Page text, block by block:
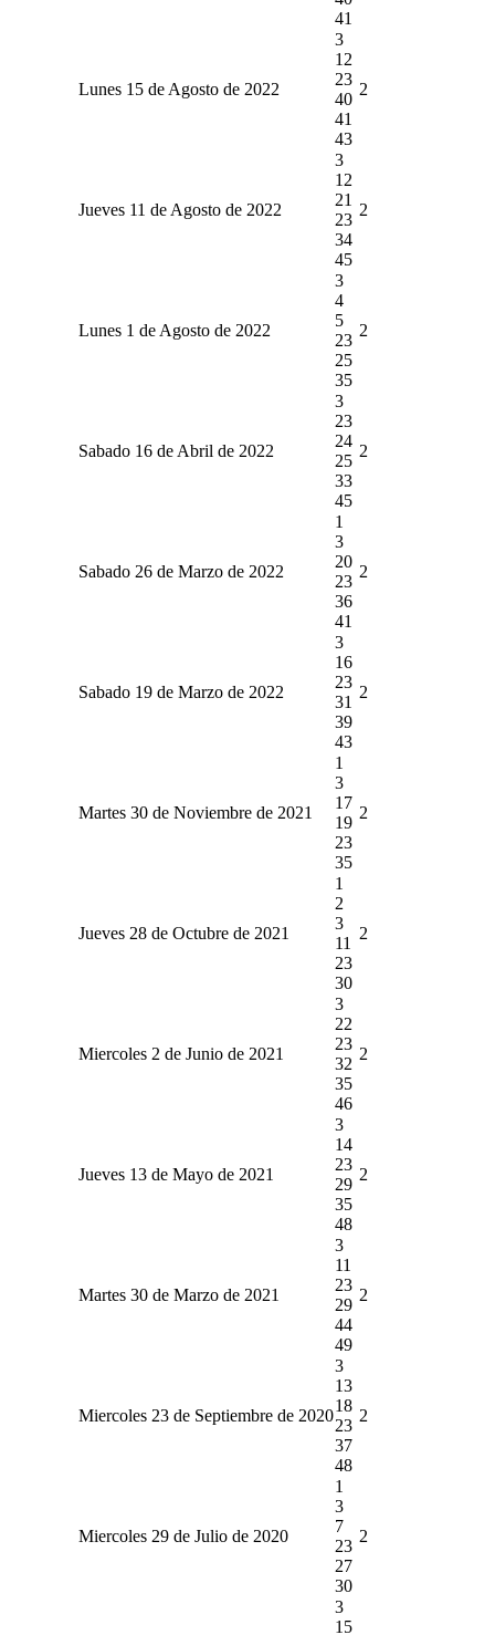
41
Lunes 15 de Agosto de 2022
3
12
23
40
41
43
2
Jueves 11 de Agosto de 2022
3
12
21
23
34
45
2
Lunes 1 de Agosto de 2022
3
4
5
23
25
35
2
Sabado 16 de Abril de 2022
3
23
24
25
33
45
2
Sabado 26 de Marzo de 2022
1
3
20
23
36
41
2
Sabado 19 de Marzo de 2022
3
16
23
31
39
43
2
Martes 30 de Noviembre de 2021
1
3
17
19
23
35
2
Jueves 28 de Octubre de 2021
1
2
3
11
23
30
2
Miercoles 2 de Junio de 2021
3
22
23
32
35
46
2
Jueves 13 de Mayo de 2021
3
14
23
29
35
48
2
Martes 30 de Marzo de 2021
3
11
23
29
44
49
2
Miercoles 23 de Septiembre de 2020
3
13
18
23
37
48
2
Miercoles 29 de Julio de 2020
1
3
7
23
27
30
2
3
15